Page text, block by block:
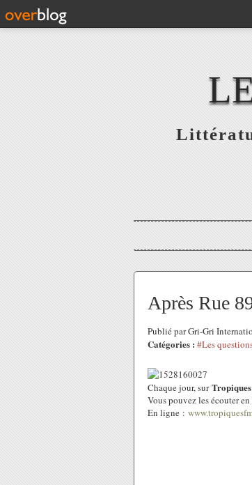
Après Rue
Publié par Gri-Gri
Catégories : #Les
Chaque jour, sur
Vous pouvez les écouter
En ligne :